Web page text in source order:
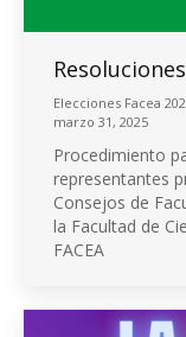
Elecciones Facea
marzo 31, 2025
Procedimiento
representantes
Consejos de
la Facultad de
FACEA